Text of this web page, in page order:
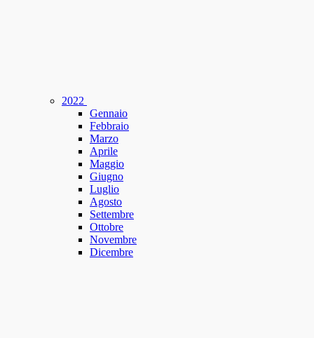
2022
Gennaio
Febbraio
Marzo
Aprile
Maggio
Giugno
Luglio
Agosto
Settembre
Ottobre
Novembre
Dicembre